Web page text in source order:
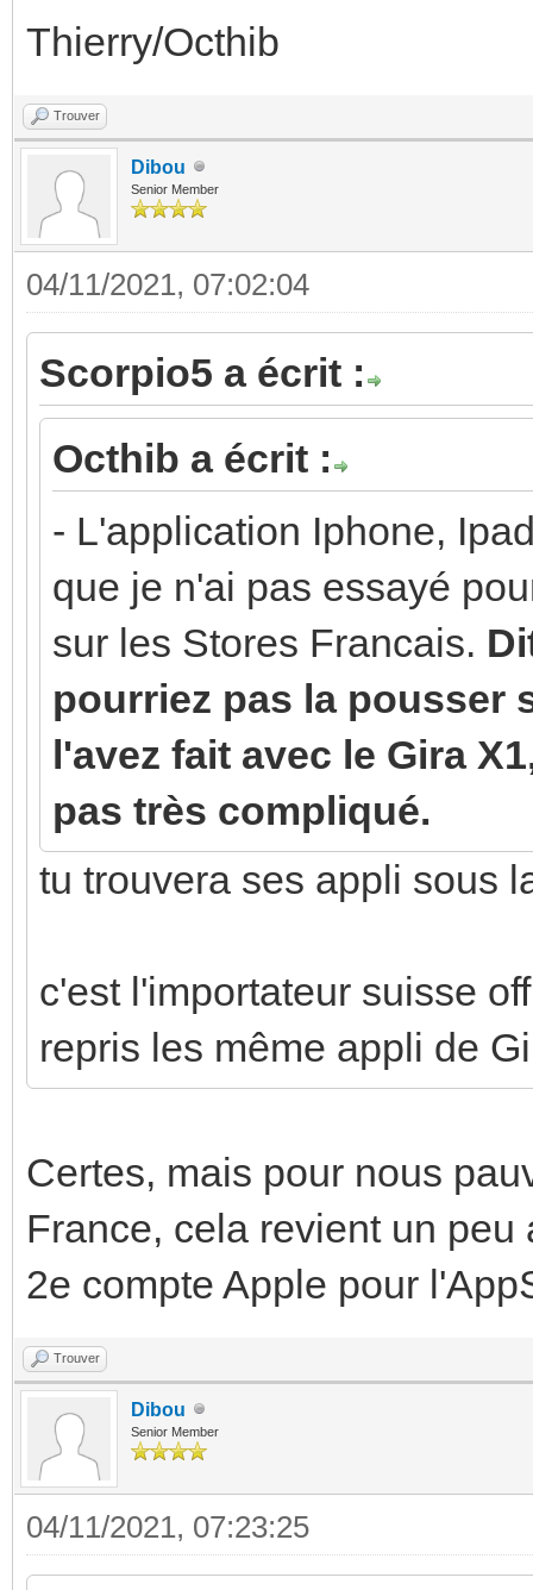
Thierry/Octhib
Trouver
Dibou
Senior Member
04/11/2021, 07:02:04
Scorpio5 a écrit :
Octhib a écrit :
- L'application Iphone,
que je n'ai pas essayé
sur les Stores Francais.
pourriez pas la pousser
l'avez fait avec le Gira
pas très compliqué.
tu trouvera ses appli sous
c'est l'importateur suisse
repris les même appli de
Certes, mais pour nous
France, cela revient un
2e compte Apple pour
Trouver
Dibou
Senior Member
04/11/2021, 07:23:25